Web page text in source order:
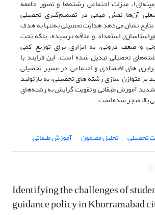
منزلت اجتماعی رشته‌ها و تصور جامعه
آن‌ها نقش مهمی در تصمیم‌گیری تحصیلی
نشان می‌دهد هدایت تحصیلی نه‌تنها به هدف
استعداد و علاقه نرسیده، بلکه تحت
و ضعف درونی، به ابزاری برای توزیع کمی
تحصیلی تبدیل شده است. این فرایند با
های اقتصادی و اجتماعی در مسیر تحصیلی
بر متوازن سازی رشته های تحصیلی، به بازتولید
آموزش طبقاتی و تقویت گرایش به رشته‌های
بالا منجر شده است.
تحصیلی تحلیل مضمون آموزش طبقاتی
Identifying the challenges of
guidance policy in Khorramabad